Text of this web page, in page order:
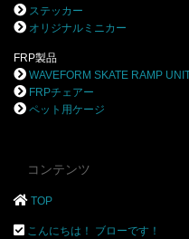
ステッカー
オリジナルミニカー
FRP製品
WAVEFORM SKATE RAMP
FRPチェアー
ペット用ケージ
コンテンツ
TOP
こんにちは！ ブローです！